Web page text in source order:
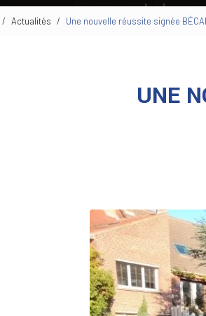
Actualités Une nouvelle réussite signée
UNE